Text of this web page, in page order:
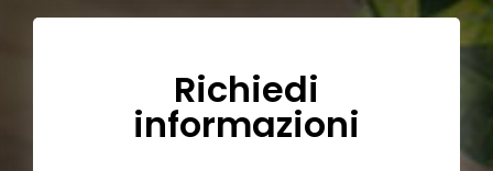
Richiedi
informazioni